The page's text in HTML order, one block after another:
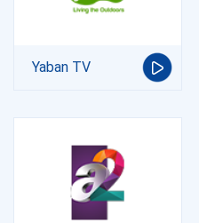
Yaban TV